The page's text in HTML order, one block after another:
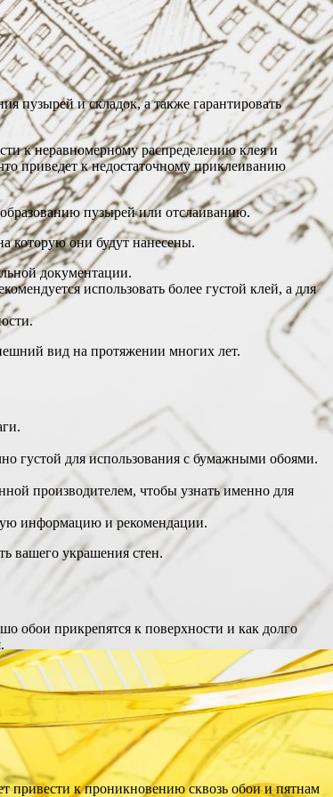
пузырей и складок, а также гарантировать
к неравномерному распределению клея и
приведет к недостаточному приклеиванию
пузырей или отслаиванию.
которую они будут нанесены.
документации.
использовать более густой клей, а для
вид на протяжении многих лет.
густой для использования с бумажными обоями.
производителем, чтобы узнать именно для
информацию и рекомендации.
вашего украшения стен.
обои прикрепятся к поверхности и как долго
привести к проникновению сквозь обои и пятнам